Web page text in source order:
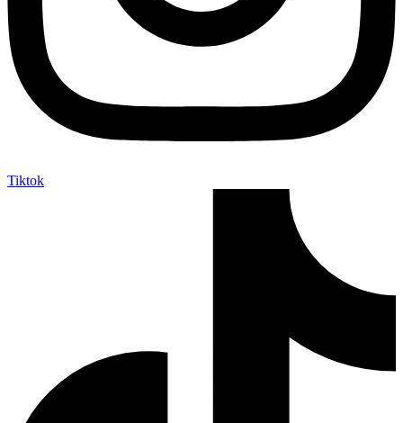
Tiktok